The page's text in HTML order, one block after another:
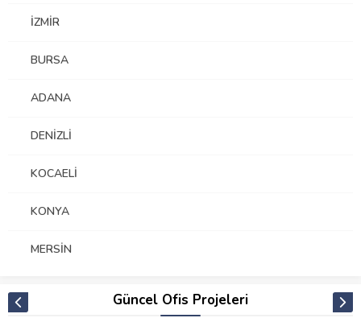
İZMIR
BURSA
ADANA
DENIZLI
KOCAELI
KONYA
MERSIN
Güncel Ofis Projeleri